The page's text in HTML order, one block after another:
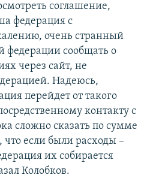
соглашение,
федерация с
очень странный
федерации сообщать о
через сайт, не
Надеюсь,
перейдет от такого
контакту с
сложно сказать по сумме
если были расходы –
их собирается
Колобков.